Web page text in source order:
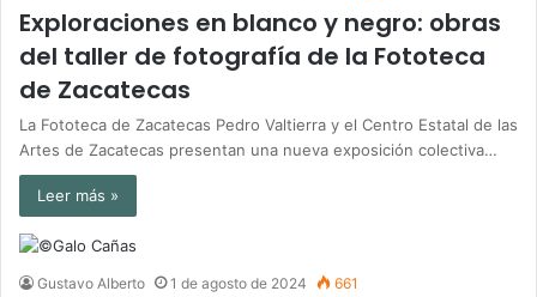
Exploraciones en blanco y negro: obras
del taller de fotografía de la Fototeca
de Zacatecas
La Fototeca de Zacatecas Pedro Valtierra y el Centro Estatal de las
Artes de Zacatecas presentan una nueva exposición colectiva…
Leer más »
Gustavo Alberto 1 de agosto de 2024 661